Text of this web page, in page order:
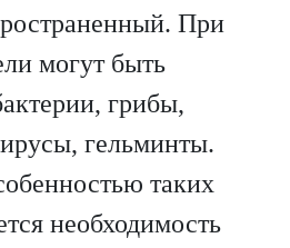
При
могут быть
грибы,
гельминты.
таких
необходимость